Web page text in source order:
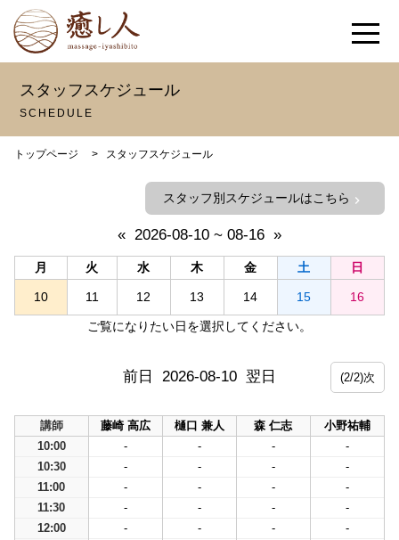
スタッフスケジュール
SCHEDULE
トップページ > スタッフスケジュール
スタッフ別スケジュールはこちら chevron_right
« 2026-08-10 ~ 08-16 »
月 火 水 木 金 土 日
10 11 12 13 14 15 16
ご覧になりたい日を選択してください。
前日 2026-08-10 翌日 (2/2)次
講師 藤崎 高広 樋口 兼人 森 仁志
小野祐輔
10:00
- - -
-
10:30
- - -
-
11:00
- - -
-
11:30
- - -
-
12:00
- - -
-